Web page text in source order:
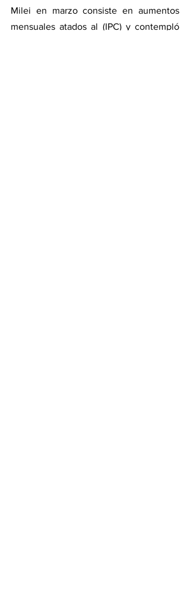
Milei en marzo consiste en aumentos
mensuales atados al (IPC) y contempló